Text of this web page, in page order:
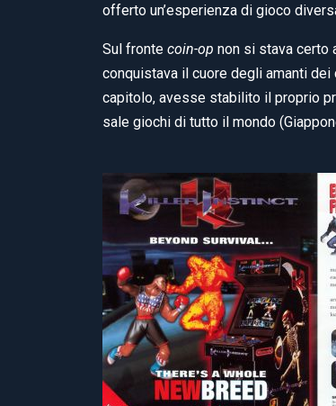
offerto un’esperienza di gioco
Sul fronte coin-op non si stava certo
conquistava il cuore degli amanti
capitolo, avesse stabilito il proprio
sale giochi di tutto il mondo